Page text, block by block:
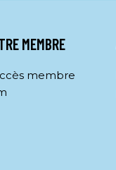
MEMBRE
membre